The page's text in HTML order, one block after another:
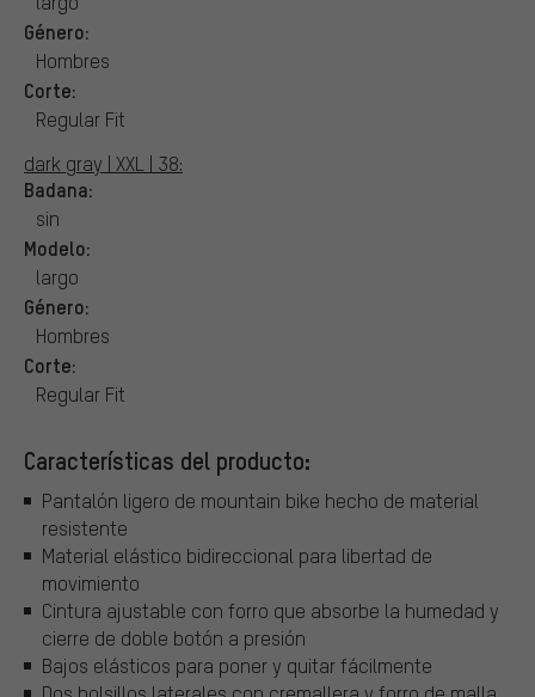
Género:
Hombres
Corte:
Regular Fit
dark gray | XXL | 38:
Badana:
sin
Modelo:
largo
Género:
Hombres
Corte:
Regular Fit
Características del producto:
Pantalón ligero de mountain bike hecho de material
resistente
Material elástico bidireccional para libertad de
movimiento
Cintura ajustable con forro que absorbe la humedad y
cierre de doble botón a presión
Bajos elásticos para poner y quitar fácilmente